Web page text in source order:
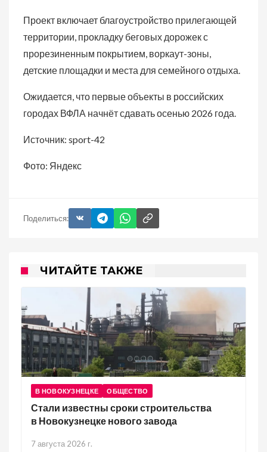
Проект включает благоустройство прилегающей
территории, прокладку беговых дорожек с
прорезиненным покрытием, воркаут-зоны,
детские площадки и места для семейного отдыха.
Ожидается, что первые объекты в российских
городах ВФЛА начнёт сдавать осенью 2026 года.
Истoчник: sport-42
Фото: Яндекс
Поделиться:
ЧИТАЙТЕ ТАКЖЕ
В НОВОКУЗНЕЦКЕ ОБЩЕСТВО
Стали известны сроки строительства
в Новокузнецке нового завода
7 августа 2026 г.